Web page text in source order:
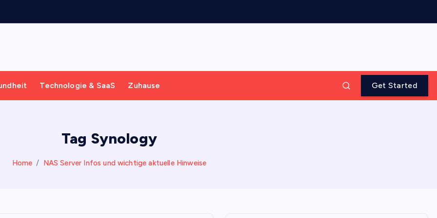
Technologie & SaaS Zuhause Get Started
Tag Synology
Home NAS Server Infos und wichtige aktuelle Hinweise